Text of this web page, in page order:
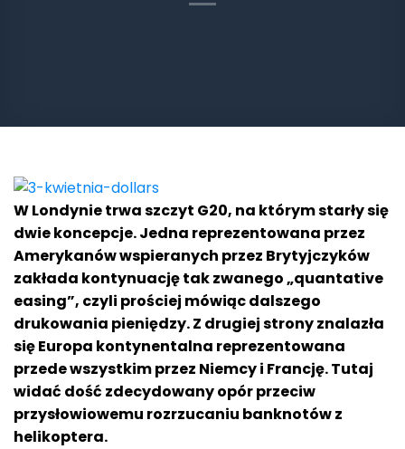
W Londynie trwa szczyt G20, na którym starły się
dwie koncepcje. Jedna reprezentowana przez
Amerykanów wspieranych przez Brytyjczyków
zakłada kontynuację tak zwanego „quantative
easing”, czyli prościej mówiąc dalszego
drukowania pieniędzy. Z drugiej strony znalazła
się Europa kontynentalna reprezentowana
przede wszystkim przez Niemcy i Francję. Tutaj
widać dość zdecydowany opór przeciw
przysłowiowemu rozrzucaniu banknotów z
helikoptera.